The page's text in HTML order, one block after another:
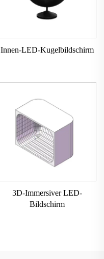
Innen-LED-Kugelbildschirm
3D-Immersiver LED-
Bildschirm